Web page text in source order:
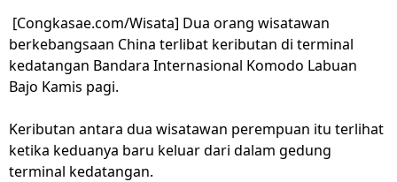
[Congkasae.com/Wisata] Dua orang wisatawan
berkebangsaan China terlibat keributan di terminal
kedatangan Bandara Internasional Komodo Labuan
Bajo Kamis pagi.
Keributan antara dua wisatawan perempuan itu terlihat
ketika keduanya baru keluar dari dalam gedung
terminal kedatangan.